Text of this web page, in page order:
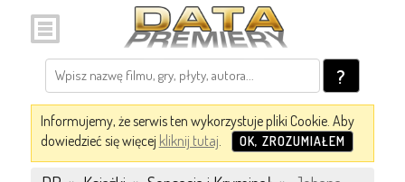
?
Informujemy, że serwis ten wykorzystuje pliki Cookie. Aby
dowiedzieć się więcej kliknij tutaj. OK, ZROZUMIAŁEM